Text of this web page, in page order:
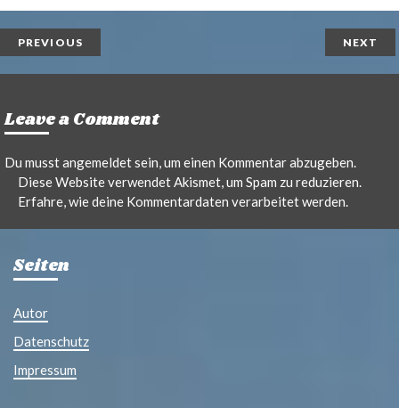
n
t
i
l
PREVIOUS NEXT
Leave a Comment
Du musstangemeldetsein, um einen Kommentar abzugeben.
Diese Website verwendet Akismet, um Spam zu reduzieren.
Erfahre, wie deine Kommentardaten verarbeitet werden.
Seiten
Autor
Datenschutz
Impressum